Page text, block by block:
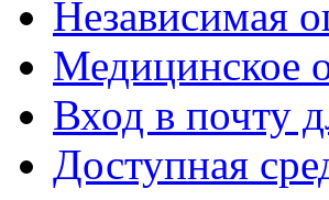
Независимая
Медицинское
Вход в почту
Доступная